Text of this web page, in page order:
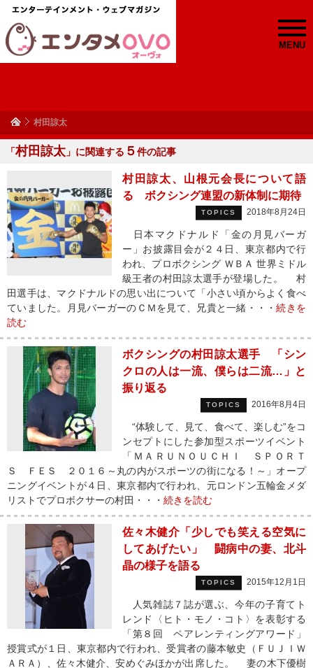
MENU
村田諒太
「村田諒太 」に関連する ５件の記事
村田諒太、山根元会長について語
る ボクシング連盟の新体制に期待
TOPICS 2018年8月24日
日本マクドナルド「金の月見バーガ
ー」お披露目会が２４日、東京都内で行
われ、プロボクシング ＷＢＡ 世界ミドル
級王者の村田諒太選手が登場した。 村
田選手は、マクドナルドの思い出について「小さい頃からよく食べ
ていました。月見バーガーのＣＭを見て、兄貴と一緒・・・続きを
読む
ボクシングの村田諒太選手 「シン
クロの人は一流、僕らは二流…」と
振り返る
TOPICS 2016年8月4日
“体験して、見て、食べて、楽しむ”をコ
ンセプトにした参加型スポーツイベント
「ＭＡＲＵＮＯＵＣＨＩ ＳＰＯＲＴ
Ｓ ＦＥＳ ２０１６～丸の内がスポーツの街になる！～」オープ
ニングイベントが４日、東京都内で行われ、元ロンドン五輪金メダ
リストでプロボクサーの村田・・・ 続きを読む
佐々木健介「少しでも笑える空気に
してあげたい」 闘病中の妻、北斗
晶の様子を語る
TOPICS 2015年12月1日
人気雑誌７誌が選ぶ、今年の子育てト
レンド〈ヒト・モノ・コト〉を表彰する
「第８回 ペアレンティングアワード」
授賞式が１日、東京都内で行われ、受賞者の藤本敏史（ＦＵＪＩＷ
ＡＲＡ）、佐々木健介、安めぐみほかが出席した。 妻の木下優樹